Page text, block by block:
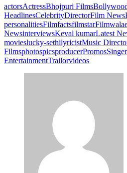
actorsActressBhojpuri Films
HeadlinesCelebrityDirectorFilm News
personalitiesFilmfactsfilmstar
NewsinterviewsKeval kumarLatest
movieslucky-sethilyricistMusic
FilmsphotospicsproducerPromos
EntertainmentTrailorvideos